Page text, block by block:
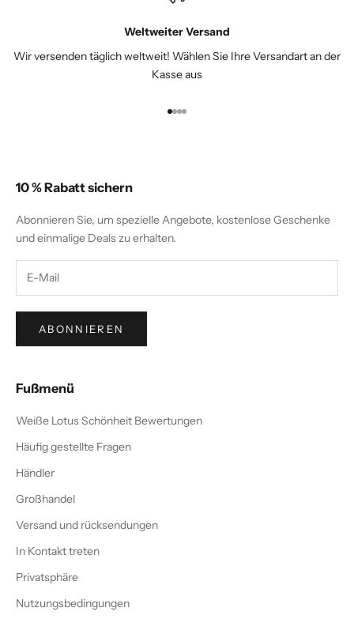
Weltweiter Versand
Wir versenden täglich weltweit! Wählen Sie Ihre Versandart an der
Kasse aus
Gehe zu Element 1
Gehe zu Element 2
Gehe zu Element 3
Gehe zu Element 4
10 % Rabatt sichern
Abonnieren Sie, um spezielle Angebote, kostenlose Geschenke
und einmalige Deals zu erhalten.
ABONNIEREN
Fußmenü
Weiße Lotus Schönheit Bewertungen
Häufig gestellte Fragen
Händler
Großhandel
Versand und rücksendungen
In Kontakt treten
Privatsphäre
Nutzungsbedingungen